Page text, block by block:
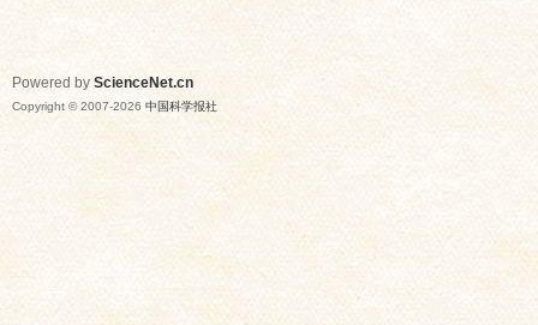
Powered by ScienceNet.cn
Copyright © 2007-2026 中国科学报社